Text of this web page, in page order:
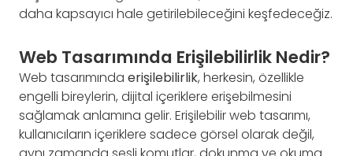
daha kapsayıcı hale getirilebileceğini keşfedeceğiz.
Web Tasarımında Erişilebilirlik Nedir?
Web tasarımında erişilebilirlik, herkesin, özellikle
engelli bireylerin, dijital içeriklere erişebilmesini
sağlamak anlamına gelir. Erişilebilir web tasarımı,
kullanıcıların içeriklere sadece görsel olarak değil,